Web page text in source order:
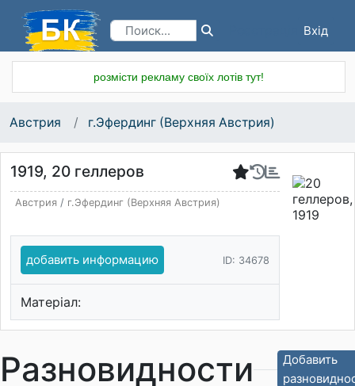
Вхід
розмісти рекламу своїх лотів тут!
Австрия г.Эфердинг (Верхняя Австрия)
1919, 20 геллеров
Австрия/ г.Эфердинг (Верхняя Австрия)
добавить информацию ID: 34678
Матеріал:
Разновидности
Добавить